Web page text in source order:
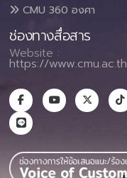
CMU 360 องศา
ช่องทางสื่อสาร
Website :
https://www.cmu.ac.th